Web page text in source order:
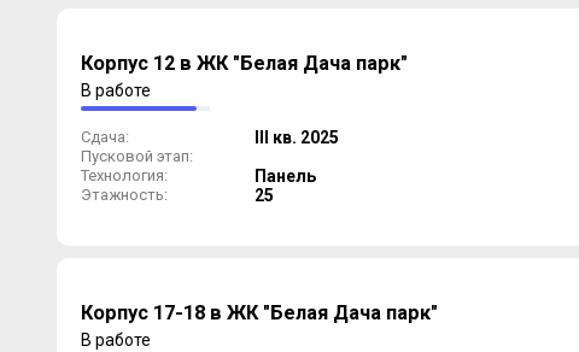
Корпус 12 в ЖК "Белая Дача парк"
В работе
Сдача: III кв. 2025
Пусковой этап:
Технология:
Панель
Этажность: 25
Корпус 17-18 в ЖК "Белая Дача парк"
В работе